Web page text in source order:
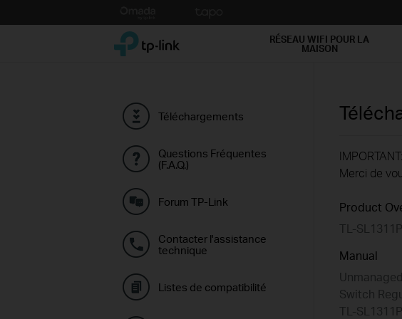
to
TP-Link, Reliably Smart RÉSEAU WIFI POUR LA
MAISON
Téléchargements
Questions Fréquentes
(F.A.Q.)
Forum TP-Link
Contacter l'assistance
technique
Listes de compatibilité
Merci de
Product
TL-
Manual
Switch
TL-